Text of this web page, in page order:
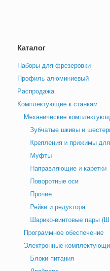
Каталог
Наборы для фрезеровки
Профиль алюминиевый
Распродажа
Комплектующие к станкам
Механические
Зубчатые шкивы и
Крепления и прижимы
Муфты
Направляющие и каретки
Поворотные оси
Прочие
Рейки и редуктора
Шарико-винтовые пары
Программное обеспечение
Электронные
Блоки питания